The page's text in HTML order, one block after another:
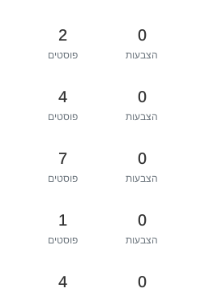
0
הצבעות
2
פוסטים
0
הצבעות
4
פוסטים
0
הצבעות
7
פוסטים
0
הצבעות
1
פוסטים
0
4